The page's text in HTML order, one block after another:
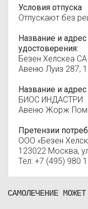
Условия отпуска
Отпускают без
Название и
удостоверения:
Безен Хелскеа СА
Авеню Луиз 287,
Название и
БИОС ИНДАСТРИ
Авеню Жорж
Претензии
ООО «Безен
123022 Москва,
Тел: +7 (495) 980
САМОЛЕЧЕНИЕ